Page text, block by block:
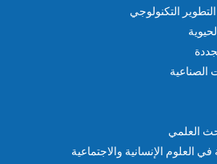
التكنولوجي
الصناعية
العلمي
العلوم الإنسانية والاجتماعية